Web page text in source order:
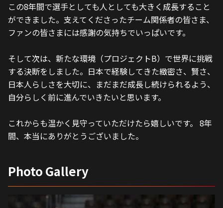
この8年間で選手としても人としても大きく成長すること
ができました。支えてくださったチーム関係者の皆さま、
ファンの皆さまには感謝の気持ちでいっぱいです。
そして次は、新たな環境（プロジェクトB）で世界に挑戦
する決断をしました。日本で経験してきた緻密さ、賢さ、
日本人らしさを大切に、まだまだ成長し続けられるよう、
自分らしく前に進んでいきたいと思います。
これからも温かく見守っていただけたら嬉しいです。 8年
間、本当にありがとうございました。
Photo Gallery